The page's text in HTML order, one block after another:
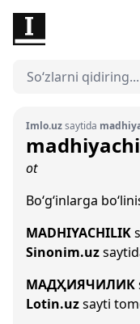
Imlo.uzsaytida
ot
Bo‘g‘inlarga
MADHIYACHILIK
Sinonim.uz
МАДҲИЯЧИЛИК
Lotin.uzsayti